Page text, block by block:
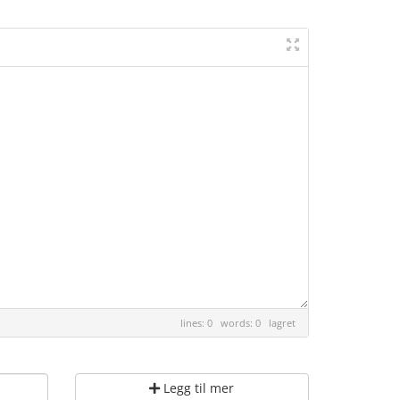
lines: 0 words: 0 lagret
Legg til mer